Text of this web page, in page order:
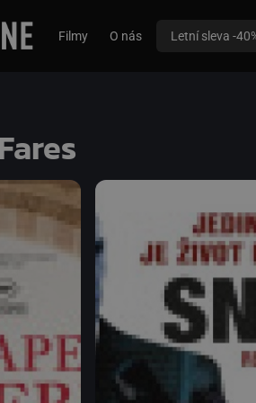
Filmy O nás Letní sleva -